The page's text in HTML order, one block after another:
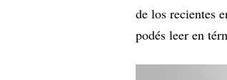
de los recientes
podés leer en